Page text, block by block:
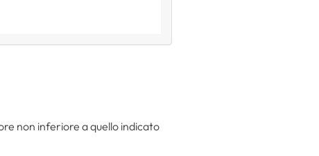
non inferiore a quello indicato